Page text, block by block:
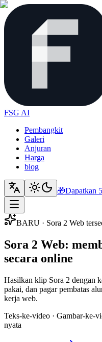
FSG AI
Pembangkit
Galeri
Anjuran
Harga
blog
🎁Dapatkan
BARU · Sora 2 Web
Sora 2 Web:
secara online
Hasilkan klip Sora 2 dengan
pakai, dan pagar pembatas
kerja web.
Teks-ke-video · Gambar-ke-
nyata